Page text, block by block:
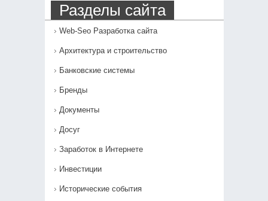
Разделы сайта
Web-Seo Разработка сайта
Архитектура и строительство
Банковские системы
Бренды
Документы
Досуг
Заработок в Интернете
Инвестиции
Исторические события